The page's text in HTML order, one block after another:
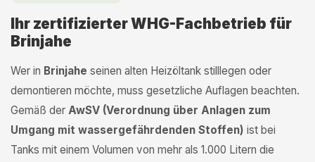
Ihr zertifizierter WHG-Fachbetrieb für
Brinjahe
Wer in Brinjahe seinen alten Heizöltank stilllegen oder
demontieren möchte, muss gesetzliche Auflagen beachten.
Gemäß der AwSV (Verordnung über Anlagen zum
Umgang mit wassergefährdenden Stoffen) ist bei
Tanks mit einem Volumen von mehr als 1.000 Litern die